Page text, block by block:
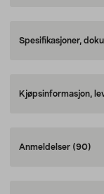
Spesifikasjoner,
Kjøpsinformasjon,
Anmeldelser (90)